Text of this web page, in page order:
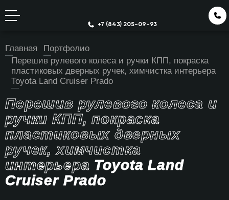
+7 (843) 205-09-93
Главная
Портфолио
Перешив рулевого колеса и ручки КПП, покраска
пластиковых дверных ручек, химчистка интерьера
Toyota Land Cruiser Prado
Перешив рулевого колеса и
ручки КПП, покраска
пластиковых дверных
ручек, химчистка
интерьера Toyota Land
Cruiser Prado